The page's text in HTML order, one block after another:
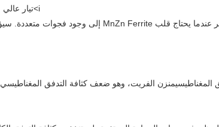
i>تيار عالي جدًا، مع ارتفاع درجة الحرارة، من السهل أن يكون قلب الفريت MnZn مشبعًا مغناطيسيًا.
منزن الفريت، وهو ضعف كثافة التدفق المغناطيسي